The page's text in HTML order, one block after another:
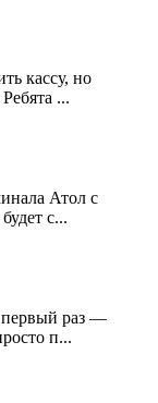
кассу, но
...
Атол с
с...
первый раз —
п...